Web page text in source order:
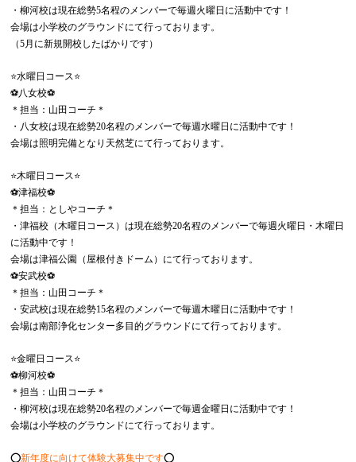
・柳河校は現在総勢5名程のメンバーで毎週火曜日に活動中です！
会場は小学校のグラウンドにて行っております。
（5月に新規開校したばかりです）
⭐️水曜日コース⭐️
⚽️八女校⚽️
＊担当：山田コーチ＊
・八女校は現在総勢20名程のメンバーで毎週水曜日に活動中です！
会場は照明完備となり天然芝にて行っております。
⭐️木曜日コース⭐️
⚽️津福校⚽️
＊担当：としやコーチ＊
・津福校（木曜日コース）は現在総勢20名程のメンバーで毎週火曜日・木曜日
に活動中です！
会場は津福公園（屋根付きドーム）にて行っております。
⚽️安武校⚽️
＊担当：山田コーチ＊
・安武校は現在総勢15名程のメンバーで毎週木曜日に活動中です！
会場は南部浄化センター多目的グラウンドにて行っております。
⭐️金曜日コース⭐️
⚽️柳河校⚽️
＊担当：山田コーチ＊
・柳河校は現在総勢20名程のメンバーで毎週金曜日に活動中です！
会場は小学校のグラウンドにて行っております。
⭕️新年度に向けて体験大募集中です⭕️